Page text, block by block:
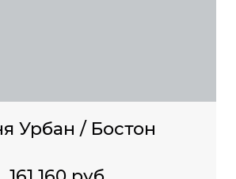
Урбан / Бостон